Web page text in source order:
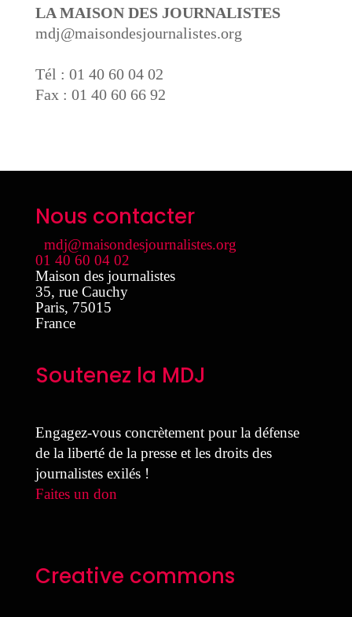
LA MAISON DES JOURNALISTES
mdj@maisondesjournalistes.org
Tél : 01 40 60 04 02
Fax : 01 40 60 66 92
Nous contacter
mdj@maisondesjournalistes.org
01 40 60 04 02
Maison des journalistes
35, rue Cauchy
Paris, 75015
France
Soutenez la MDJ
Engagez-vous concrètement pour la défense
de la liberté de la presse et les droits des
journalistes exilés !
Faites un don
Creative commons